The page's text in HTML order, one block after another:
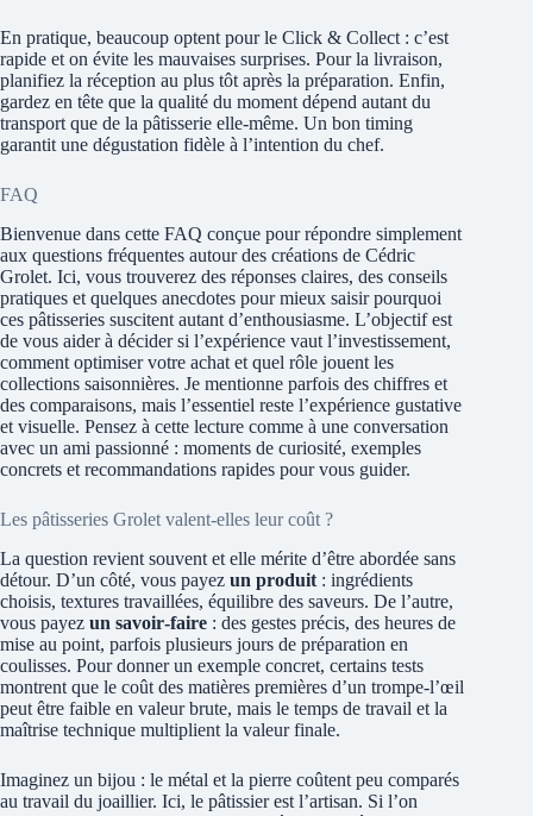
En pratique, beaucoup optent pour le Click & Collect : c’est
rapide et on évite les mauvaises surprises. Pour la livraison,
planifiez la réception au plus tôt après la préparation. Enfin,
gardez en tête que la qualité du moment dépend autant du
transport que de la pâtisserie elle-même. Un bon timing
garantit une dégustation fidèle à l’intention du chef.
FAQ
Bienvenue dans cette FAQ conçue pour répondre simplement
aux questions fréquentes autour des créations de Cédric
Grolet. Ici, vous trouverez des réponses claires, des conseils
pratiques et quelques anecdotes pour mieux saisir pourquoi
ces pâtisseries suscitent autant d’enthousiasme. L’objectif est
de vous aider à décider si l’expérience vaut l’investissement,
comment optimiser votre achat et quel rôle jouent les
collections saisonnières. Je mentionne parfois des chiffres et
des comparaisons, mais l’essentiel reste l’expérience gustative
et visuelle. Pensez à cette lecture comme à une conversation
avec un ami passionné : moments de curiosité, exemples
concrets et recommandations rapides pour vous guider.
Les pâtisseries Grolet valent-elles leur coût ?
La question revient souvent et elle mérite d’être abordée sans
détour. D’un côté, vous payez un produit : ingrédients
choisis, textures travaillées, équilibre des saveurs. De l’autre,
vous payez un savoir‑faire : des gestes précis, des heures de
mise au point, parfois plusieurs jours de préparation en
coulisses. Pour donner un exemple concret, certains tests
montrent que le coût des matières premières d’un trompe‑l’œil
peut être faible en valeur brute, mais le temps de travail et la
maîtrise technique multiplient la valeur finale.
Imaginez un bijou : le métal et la pierre coûtent peu comparés
au travail du joaillier. Ici, le pâtissier est l’artisan. Si l’on